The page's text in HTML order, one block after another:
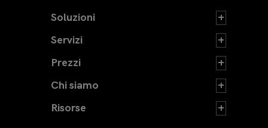
Soluzioni
Servizi
Prezzi
Chi siamo
Risorse